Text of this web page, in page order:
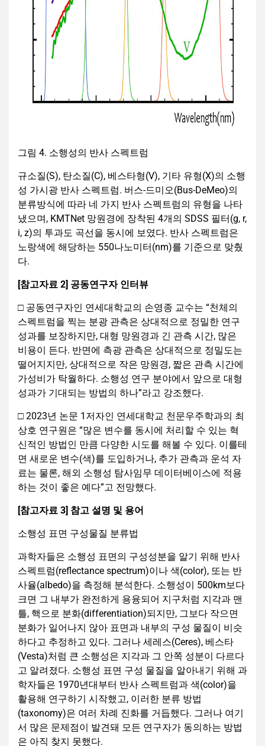
그림 4. 소행성의 반사 스펙트럼
규소질(S), 탄소질(C), 베스타형(V), 기타 유형(X)의 소행
성 가시광 반사 스펙트럼. 버스-드미오(Bus-DeMeo)의
분류방식에 따라 네 가지 반사 스펙트럼의 유형을 나타
냈으며, KMTNet 망원경에 장착된 4개의 SDSS 필터(g, r,
i, z)의 투과도 곡선을 동시에 보였다. 반사 스펙트럼은
노랑색에 해당하는 550나노미터(nm)를 기준으로 맞췄
다.
[참고자료 2] 공동연구자 인터뷰
□ 공동연구자인 연세대학교의 손영종 교수는 “천체의
스펙트럼을 찍는 분광 관측은 상대적으로 정밀한 연구
성과를 보장하지만, 대형 망원경과 긴 관측 시간, 많은
비용이 든다. 반면에 측광 관측은 상대적으로 정밀도는
떨어지지만, 상대적으로 작은 망원경, 짧은 관측 시간에
가성비가 탁월하다. 소행성 연구 분야에서 앞으로 대형
성과가 기대되는 방법의 하나”라고 강조했다.
□ 2023년 논문 1저자인 연세대학교 천문우주학과의 최
상호 연구원은 “많은 변수를 동시에 처리할 수 있는 혁
신적인 방법인 만큼 다양한 시도를 해볼 수 있다. 이를테
면 새로운 변수(색)를 도입하거나, 추가 관측과 운석 자
료는 물론, 해외 소행성 탐사임무 데이터베이스에 적용
하는 것이 좋은 예다”고 전망했다.
[참고자료 3] 참고 설명 및 용어
소행성 표면 구성물질 분류법
과학자들은 소행성 표면의 구성성분을 알기 위해 반사
스펙트럼(reflectance spectrum)이나 색(color), 또는 반
사율(albedo)을 측정해 분석한다. 소행성이 500km보다
크면 그 내부가 완전하게 용융되어 지구처럼 지각과 맨
틀, 핵으로 분화(differentiation)되지만, 그보다 작으면
분화가 일어나지 않아 표면과 내부의 구성 물질이 비슷
하다고 추정하고 있다. 그러나 세레스(Ceres), 베스타
(Vesta)처럼 큰 소행성은 지각과 그 안쪽 성분이 다르다
고 알려졌다. 소행성 표면 구성 물질을 알아내기 위해 과
학자들은 1970년대부터 반사 스펙트럼과 색(color)을
활용해 연구하기 시작했고, 이러한 분류 방법
(taxonomy)은 여러 차례 진화를 거듭했다. 그러나 여기
서 많은 문제점이 발견돼 모든 연구자가 동의하는 방법
은 아직 찾지 못했다.